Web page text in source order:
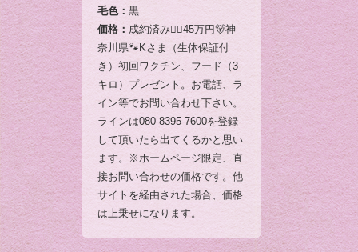
毛色： 黒
価格： 成約済み🙇‍♂️45万円🐻神
奈川県🐾Kさま（生体保証付
き）初回ワクチン、フード（3
キロ）プレゼント。お電話、ラ
イン等でお問い合わせ下さい。
ラインは080-8395-7600を登録
して頂いたら出てくるかと思い
ます。※ホームページ限定、直
接お問い合わせの価格です。他
サイトを経由された場合、価格
は上乗せになります。